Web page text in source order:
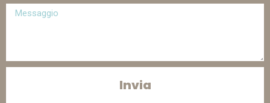
Invia